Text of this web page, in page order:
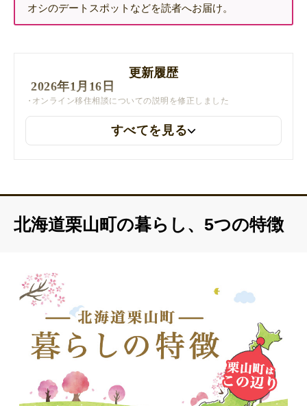
オシのデートスポットなどを読者へお届け。
更新履歴
2026年1月16日
オンライン移住相談についての説明を修正しました
2025年12月18日すべてを見る
北海道栗山町の暮らし、5つの特徴